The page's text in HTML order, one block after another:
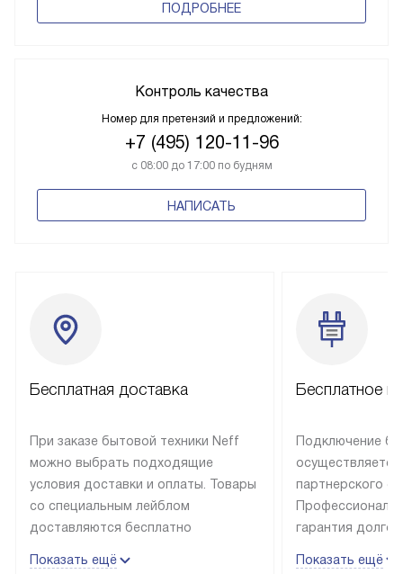
ПОДРОБНЕЕ
Контроль качества
Номер для претензий и предложений:
+7 (495) 120-11-96
с 08:00 до 17:00 по будням
НАПИСАТЬ
Бесплатная доставка
При заказе бытовой техники Neff
можно выбрать подходящие
условия доставки и оплаты. Товары
со специальным лейблом
доставляются бесплатно
до подъезда, отдельная доставка
Показать ещё
Бесплатное
Подключение
партнерского
гарантия
и Санкт-
Показать ещё